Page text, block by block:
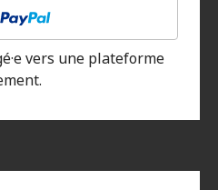
vers une plateforme